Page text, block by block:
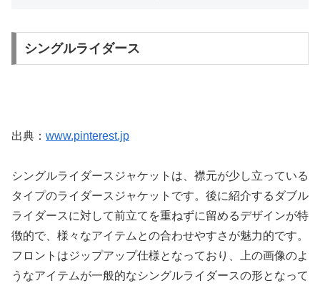
シングルライダース
出典： www.pinterest.jp
シングルライダースジャケットは、襟元が少し立っている
タイプのライダースジャケットです。後に紹介するダブル
ライダースに対して前立てを重ねずに留めるデザインが特
徴的で、様々なアイテムとの合わせやすさが魅力的です。
フロントはジップアップ仕様となっており、上の画像のよ
うなアイテムが一般的なシングルライダースの形となって